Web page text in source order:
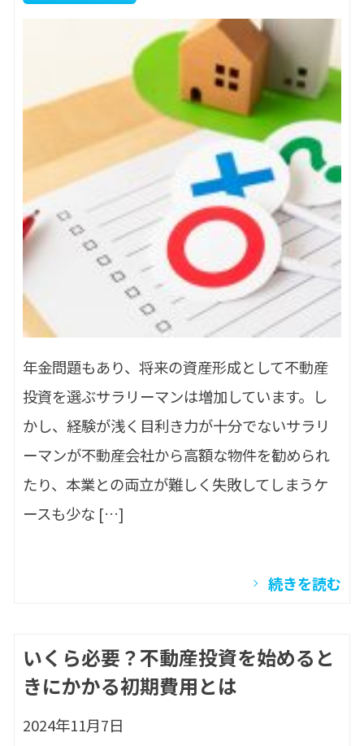
年金問題もあり、将来の資産形成として不動産
投資を選ぶサラリーマンは増加しています。し
かし、経験が浅く目利き力が十分でないサラリ
ーマンが不動産会社から高額な物件を勧められ
たり、本業との両立が難しく失敗してしまうケ
ースも少な […]
続きを読む
いくら必要？不動産投資を始めると
きにかかる初期費用とは
2024年11月7日